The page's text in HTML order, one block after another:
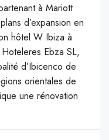
à Mariott
d’expansion en
hôtel W Ibiza à
Ebza SL,
d’Ibicenco de
orientales de
une rénovation